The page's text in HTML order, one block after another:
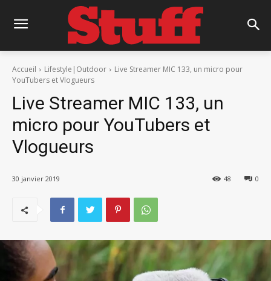
Accueil Lifestyle|Outdoor
Live Streamer MIC 133, un micro pour
YouTubers et Vlogueurs
Live Streamer MIC 133, un
micro pour YouTubers et
Vlogueurs
30 janvier 2019 0
48